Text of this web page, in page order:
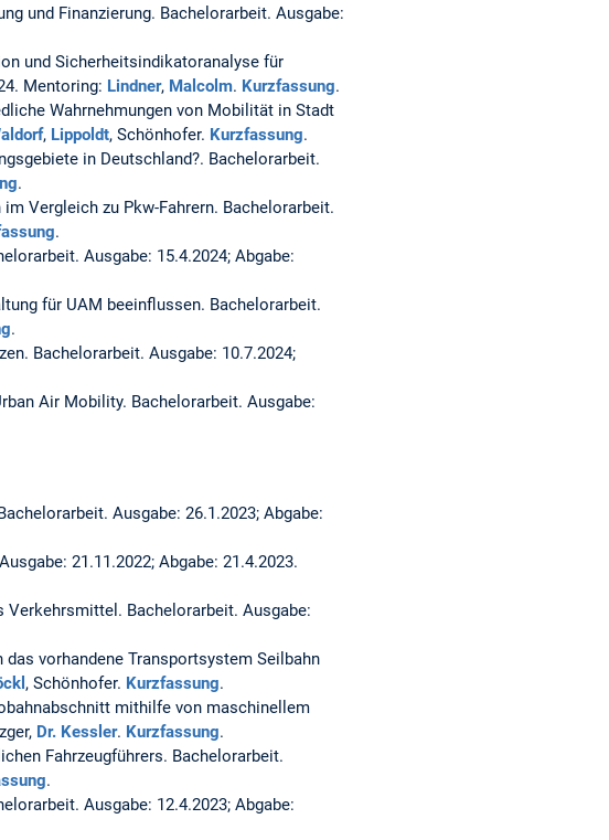
und Finanzierung. Bachelorarbeit. Ausgabe:
und Sicherheitsindikatoranalyse für
Mentoring: Lindner, Malcolm. Kurzfassung.
Wahrnehmungen von Mobilität in Stadt
, Lippoldt, Schönhofer. Kurzfassung.
in Deutschland?. Bachelorarbeit.
.
Vergleich zu Pkw-Fahrern. Bachelorarbeit.
.
Ausgabe: 15.4.2024; Abgabe:
für UAM beeinflussen. Bachelorarbeit.
.
Bachelorarbeit. Ausgabe: 10.7.2024;
Air Mobility. Bachelorarbeit. Ausgabe:
Ausgabe: 26.1.2023; Abgabe:
21.11.2022; Abgabe: 21.4.2023.
Verkehrsmittel. Bachelorarbeit. Ausgabe:
das vorhandene Transportsystem Seilbahn
, Schönhofer. Kurzfassung.
mithilfe von maschinellem
Dr. Kessler. Kurzfassung.
Fahrzeugführers. Bachelorarbeit.
.
Ausgabe: 12.4.2023; Abgabe: